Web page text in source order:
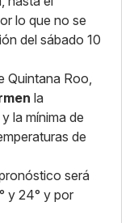
lo que no se
del sábado 10
Quintana Roo,
la
la mínima de
de
será
y 24° y por